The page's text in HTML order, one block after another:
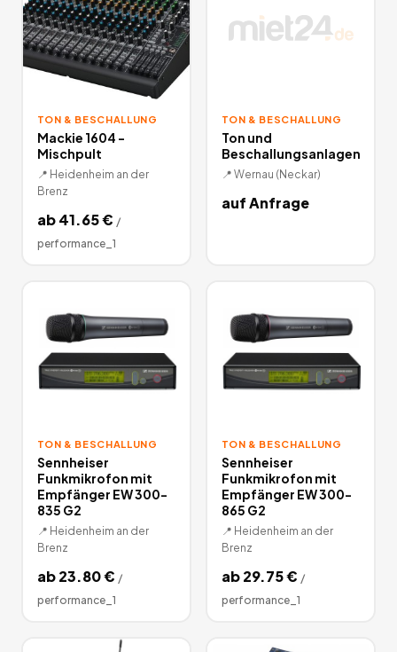
TON & BESCHALLUNG
Mackie 1604 -
Mischpult
📍 Heidenheim an der
Brenz
ab41.65€ /
performance_1
TON & BESCHALLUNG
Ton und
Beschallungsanlagen
📍 Wernau (Neckar)
auf Anfrage
TON & BESCHALLUNG
Sennheiser
Funkmikrofon mit
Empfänger EW 300-
835 G2
📍 Heidenheim an der
Brenz
ab23.80€ /
performance_1
TON & BESCHALLUNG
Sennheiser
Funkmikrofon mit
Empfänger EW 300-
865 G2
📍 Heidenheim an der
Brenz
ab29.75€ /
performance_1